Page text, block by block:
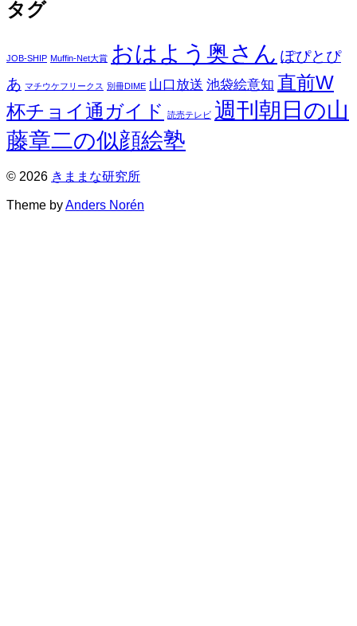
タグ
JOB-SHIP Muffin-Net大賞 おはよう奥さん ぽぴとぴ
あ マチウケフリークス 別冊DIME 山口放送 池袋絵意知 直前W
杯チョイ通ガイド
読売テレビ 週刊朝日の山
藤章二の似顔絵塾
© 2026 きままな研究所
Theme byAnders Norén